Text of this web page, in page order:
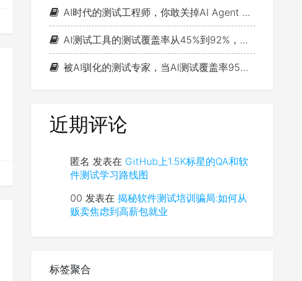
AI时代的测试工程师，你敢关掉AI Agent 一小时吗？
AI测试工具的测试覆盖率从45%到92%，故障率反而涨了15%
被AI驯化的测试专家，当AI测试覆盖率95%时，缺陷漏报率反而更高了：判断力退化的真相是什么？
近期评论
匿名 发表在 GitHub上1.5K标星的QA和软
件测试学习路线图
00 发表在揭秘软件测试培训骗局:如何从
贩卖焦虑到高薪包就业
标签聚合